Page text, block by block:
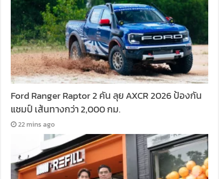
Ford Ranger Raptor 2 คัน ลุย AXCR 2026 ป้องกัน
แชมป์ เส้นทางกว่า 2,000 กม.
22 mins ago